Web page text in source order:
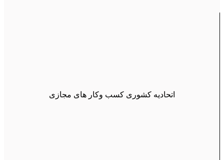
اتحادیه کشوری کسب وکار های مجازی